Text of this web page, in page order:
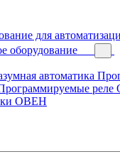
для
оборудование
автоматика
ОВЕН